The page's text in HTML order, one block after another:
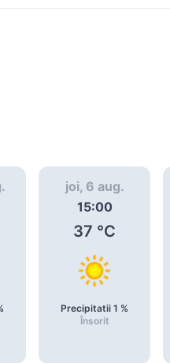
joi, 6 aug.
15:00
37 °C
Precipitatii 1 %
Însorit